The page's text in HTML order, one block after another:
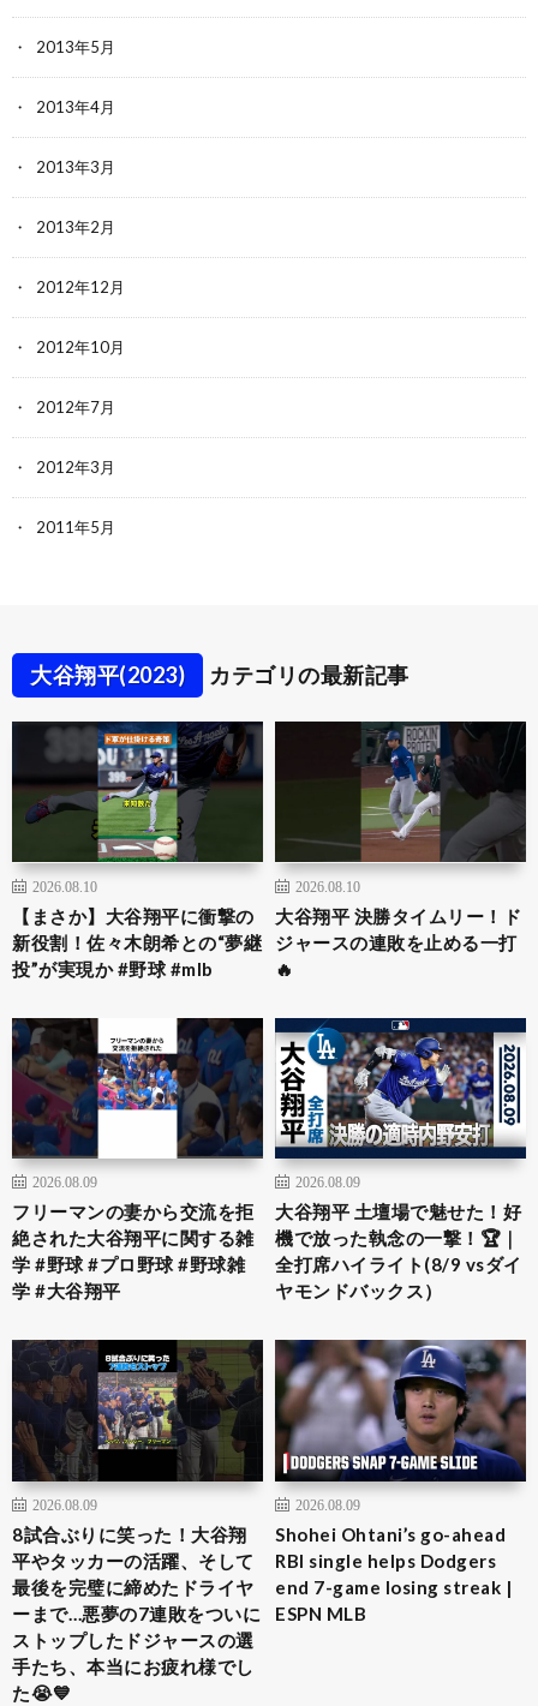
2013年5月
2013年4月
2013年3月
2013年2月
2012年12月
2012年10月
2012年7月
2012年3月
2011年5月
大谷翔平(2023) カテゴリの最新記事
2026.08.10
【まさか】大谷翔平に衝撃の
新役割！佐々木朗希との“夢継
投”が実現か #野球 #mlb
2026.08.10
大谷翔平 決勝タイムリー！ド
ジャースの連敗を止める一打
🔥
2026.08.09
フリーマンの妻から交流を拒
絶された大谷翔平に関する雑
学 #野球 #プロ野球 #野球雑
学 #大谷翔平
2026.08.09
大谷翔平 土壇場で魅せた！好
機で放った執念の一撃！🏆｜
全打席ハイライト(8/9 vsダイ
ヤモンドバックス）
2026.08.09
8試合ぶりに笑った！大谷翔
平やタッカーの活躍、そして
最後を完璧に締めたドライヤ
ーまで…悪夢の7連敗をついに
ストップしたドジャースの選
手たち、本当にお疲れ様でし
た😭💙
2026.08.09
Shohei Ohtani’s go-ahead
RBI single helps Dodgers
end 7-game losing streak |
ESPN MLB